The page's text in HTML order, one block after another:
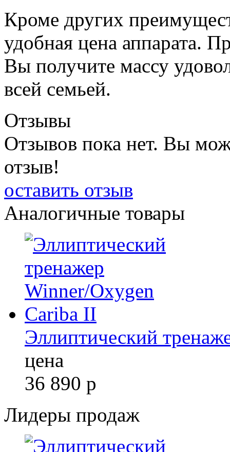
Кроме других
удобная цена аппарата.
Вы получите массу
всей семьей.
Отзывы
Отзывов пока нет. Вы
отзыв!
оставить отзыв
Аналогичные товары
Эллиптический
цена
36 890 р
Лидеры продаж